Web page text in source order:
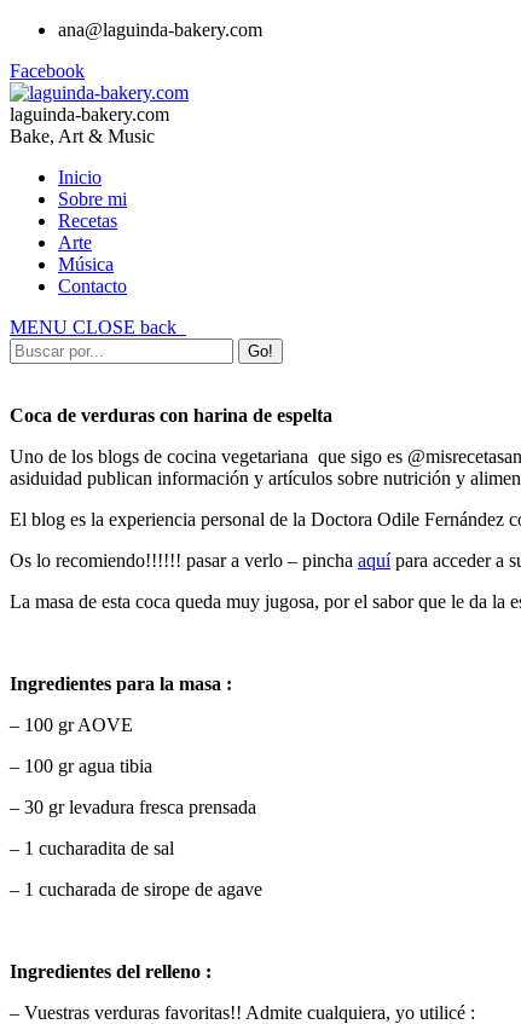
ana@laguinda-bakery.com
Facebook
laguinda-bakery.com
Bake, Art & Music
Inicio
Sobre mi
Recetas
Arte
Música
Contacto
MENU CLOSE back
Coca de verduras con harina de espelta
Uno de los blogs de cocina vegetariana que sigo es
asiduidad publican información y artículos sobre nutrición y
El blog es la experiencia personal de la Doctora Odile Fernández
Os lo recomiendo!!!!!! pasar a verlo – pincha aquípara acceder a
La masa de esta coca queda muy jugosa, por el sabor que le da la
Ingredientes para la masa :
– 100 gr AOVE
– 100 gr agua tibia
– 30 gr levadura fresca prensada
– 1 cucharadita de sal
– 1 cucharada de sirope de agave
Ingredientes del relleno :
– Vuestras verduras favoritas!! Admite cualquiera, yo utilicé :